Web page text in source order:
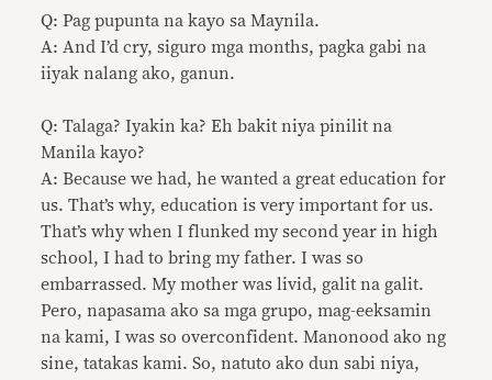
Q: Pag pupunta na kayo sa Maynila.
A: And I’d cry, siguro mga months, pagka gabi na
iiyak nalang ako, ganun.
Q: Talaga? Iyakin ka? Eh bakit niya pinilit na
Manila kayo?
A: Because we had, he wanted a great education for
us. That’s why, education is very important for us.
That’s why when I flunked my second year in high
school, I had to bring my father. I was so
embarrassed. My mother was livid, galit na galit.
Pero, napasama ako sa mga grupo, mag-eeksamin
na kami, I was so overconfident. Manonood ako ng
sine, tatakas kami. So, natuto ako dun sabi niya,